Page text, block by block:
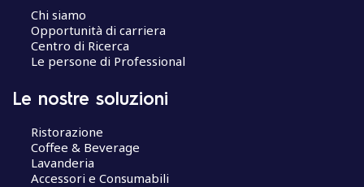
Chi siamo
Opportunità di carriera
Centro di Ricerca
Le persone di Professional
Le nostre soluzioni
Ristorazione
Coffee & Beverage
Lavanderia
Accessori e Consumabili